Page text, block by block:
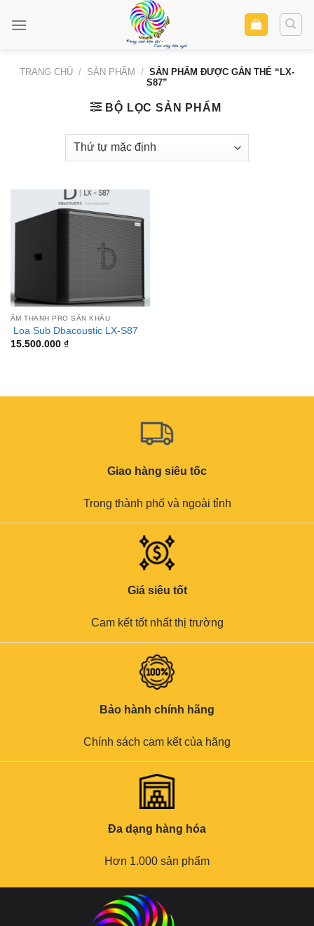
TRANG CHỦ / SẢN PHẨM / SẢN PHẨM ĐƯỢC GẮN THẺ “LX-
S87”
BỘ LỌC SẢN PHẨM
ÂM THANH PRO SÂN KHẤU
Loa Sub Dbacoustic LX-S87
15.500.000 ₫
Giao hàng siêu tốc
Trong thành phố và ngoài tỉnh
Giá siêu tốt
Cam kết tốt nhất thị trường
Bảo hành chính hãng
Chính sách cam kết của hãng
Đa dạng hàng hóa
Hơn 1.000 sản phẩm